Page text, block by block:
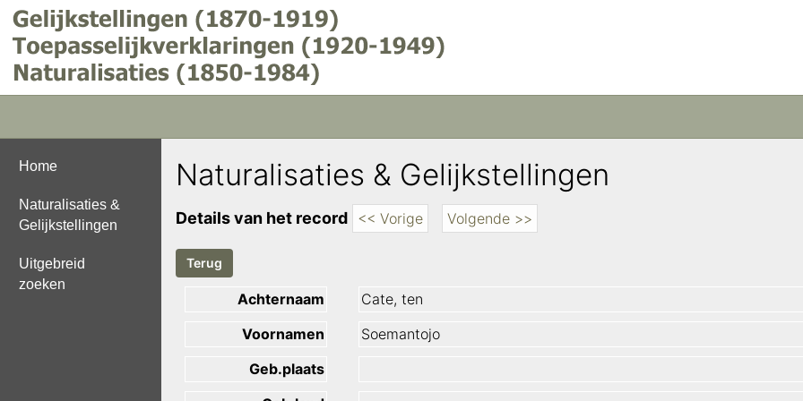
Home
Naturalisaties &
Gelijkstellingen
Uitgebreid
zoeken
Naturalisaties & Gelijkstellingen
Details van het record << Vorige Volgende >>
Achternaam
Cate, ten
Voornamen
Soemantojo
Geb.plaats